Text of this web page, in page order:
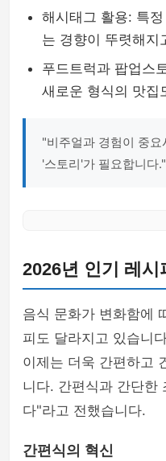
해시태그 활용: 특
는 경향이 뚜렷해지
푸드트럭과 팝업스
새로운 형식의 맛집
"비주얼과 경험이 중
'스토리'가 필요합니다
2026년 인기 레시
음식 문화가 변화함에
피도 달라지고 있습니
이제는 더욱 간편하고
니다. 간편식과 간단한
다"라고 전했습니다.
간편식의 혁신